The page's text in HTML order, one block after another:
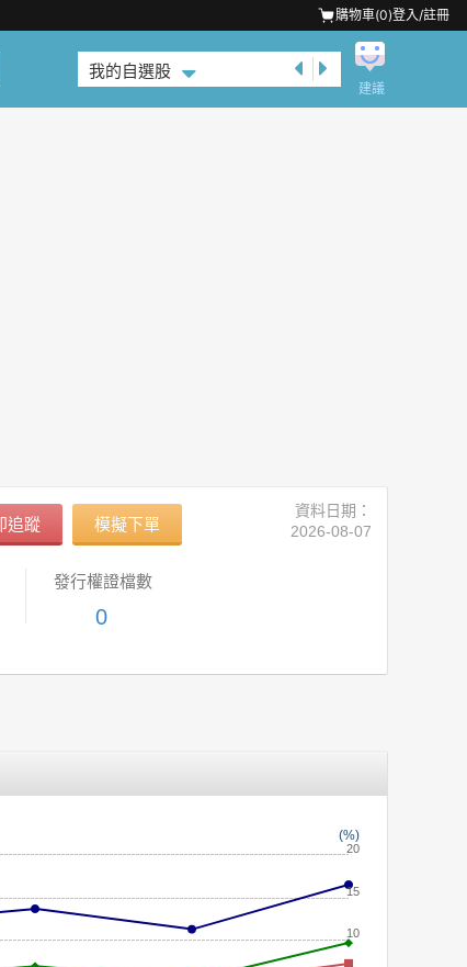
購物車(0)登入/註冊
我的自選股
建議
追蹤 模擬下單
資料日期：
2026-08-07
發行權證檔數
0
(%)
10
15
20